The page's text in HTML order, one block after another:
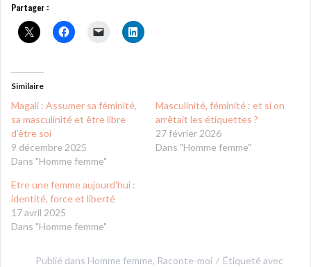
Partager :
Similaire
Magali : Assumer sa féminité,
sa masculinité et être libre
d’être soi
9 décembre 2025
Dans "Homme femme"
Masculinité, féminité : et si on
arrêtait les étiquettes ?
27 février 2026
Dans "Homme femme"
Etre une femme aujourd’hui :
identité, force et liberté
17 avril 2025
Dans "Homme femme"
Publié dans Homme femme, Raconte-moi
Étiqueté avec